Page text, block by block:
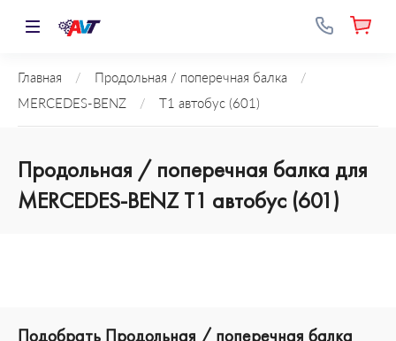
Главная / Продольная / поперечная балка
/
MERCEDES-BENZ
/ T1 автобус (601)
Продольная / поперечная балка для
MERCEDES-BENZ T1 автобус (601)
Подобрать Продольная / поперечная балка